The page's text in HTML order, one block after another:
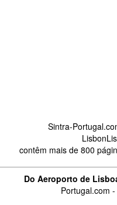
Sintra-
contêm mais de 800
Do Aeroporto de
Portugal.com -